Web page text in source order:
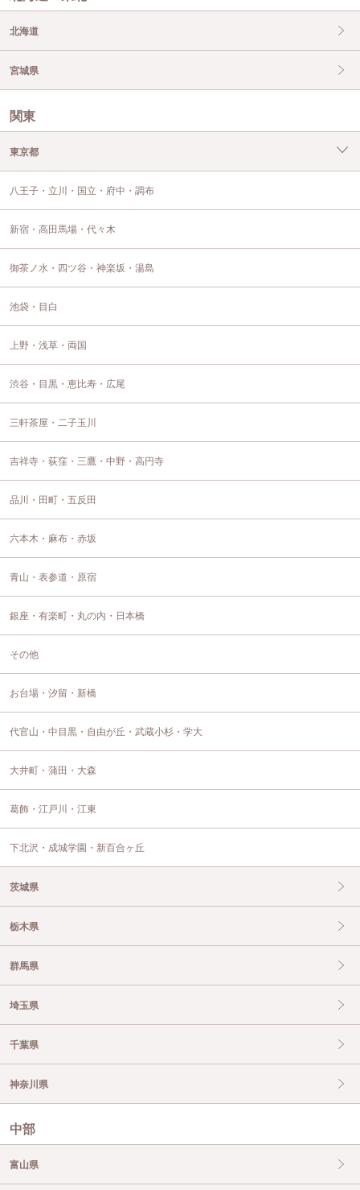
北海道
宮城県
関東
東京都
八王子・立川・国立・府中・調布
新宿・高田馬場・代々木
御茶ノ水・四ツ谷・神楽坂・湯島
池袋・目白
上野・浅草・両国
渋谷・目黒・恵比寿・広尾
三軒茶屋・二子玉川
吉祥寺・荻窪・三鷹・中野・高円寺
品川・田町・五反田
六本木・麻布・赤坂
青山・表参道・原宿
銀座・有楽町・丸の内・日本橋
その他
お台場・汐留・新橋
代官山・中目黒・自由が丘・武蔵小杉・学大
大井町・蒲田・大森
葛飾・江戸川・江東
下北沢・成城学園・新百合ヶ丘
茨城県
栃木県
群馬県
埼玉県
千葉県
神奈川県
中部
富山県